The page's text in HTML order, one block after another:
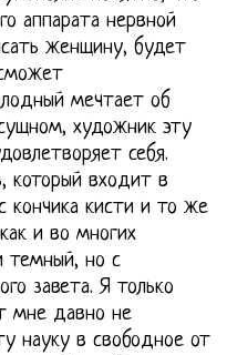
аппарата нервной
женщину, будет
мечтает об
художник эту
себя.
который входит в
кончика кисти и то же
и во многих
темный, но с
завета. Я только
мне давно не
науку в свободное от